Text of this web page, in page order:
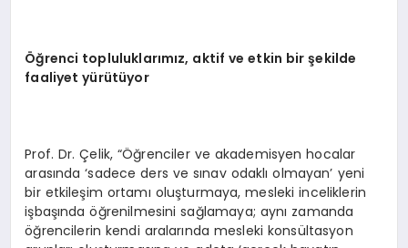
Öğrenci topluluklarımız, aktif ve etkin bir şekilde
faaliyet yürütüyor
Prof. Dr. Çelik, “Öğrenciler ve akademisyen hocalar
arasında ‘sadece ders ve sınav odaklı olmayan’ yeni
bir etkileşim ortamı oluşturmaya, mesleki inceliklerin
işbaşında öğrenilmesini sağlamaya; aynı zamanda
öğrencilerin kendi aralarında mesleki konsültasyon